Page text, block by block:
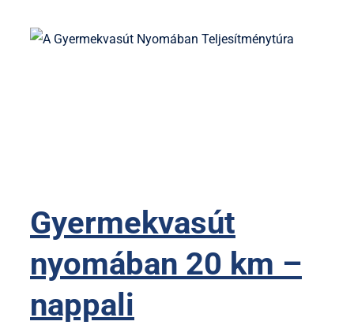
Gyermekvasút
nyomában 20 km –
nappali